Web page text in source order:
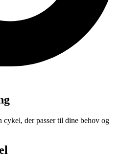
der passer til dine behov og